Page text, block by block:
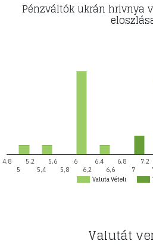
Pénzváltók ukrán hrivnya
Valuta Vételi
4,8
5
5,2
5,4
5,6
5,8
6
6,2
6,4
6,6
6,8
7
7,2
Valutát